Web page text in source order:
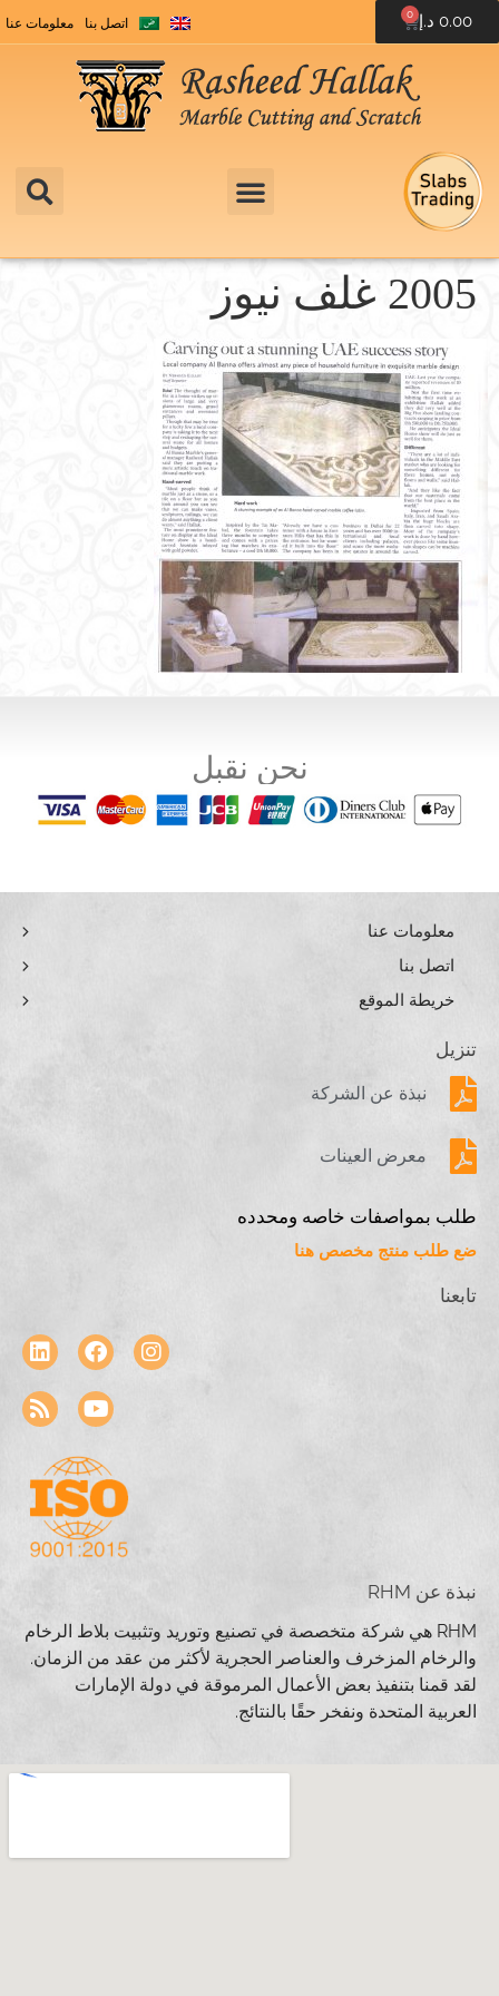
0.00 د.إ 0
اتصل بنا معلومات عنا
2005 غلف نيوز
نحن نقبل
معلومات عنا
اتصل بنا
خريطة الموقع
تنزيل
نبذة عن الشركة
معرض العينات
طلب بمواصفات خاصه ومحدده
ضع طلب منتج مخصص هنا
تابعنا
نبذة عن RHM
RHM هي شركة متخصصة في تصنيع وتوريد وتثبيت بلاط الرخام
والرخام المزخرف والعناصر الحجرية لأكثر من عقد من الزمان.
لقد قمنا بتنفيذ بعض الأعمال المرموقة في دولة الإمارات
العربية المتحدة ونفخر حقًا بالنتائج.